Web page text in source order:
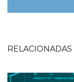
RELACIONADAS
Imagen